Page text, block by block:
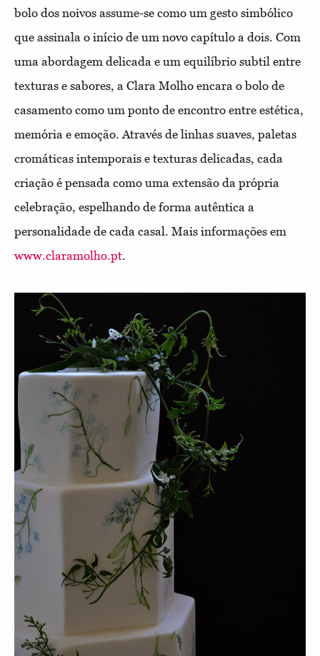
bolo dos noivos assume-se como um gesto simbólico
que assinala o início de um novo capítulo a dois. Com
uma abordagem delicada e um equilíbrio subtil entre
texturas e sabores, a Clara Molho encara o bolo de
casamento como um ponto de encontro entre estética,
memória e emoção. Através de linhas suaves, paletas
cromáticas intemporais e texturas delicadas, cada
criação é pensada como uma extensão da própria
celebração, espelhando de forma autêntica a
personalidade de cada casal. Mais informações em
www.claramolho.pt.